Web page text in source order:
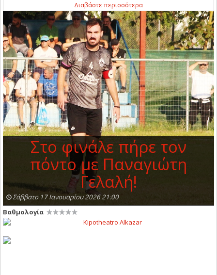
Διαβάστε περισσότερα
Στο φινάλε πήρε τον
πόντο με Παναγιώτη
Γελαλή!
Σάββατο 17 Ιανουαρίου 2026 21:00
Βαθμολογία